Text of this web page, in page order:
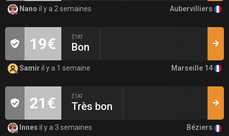
Nano il y a 2 semaines Aubervilliers
19€ ÉTAT
Bon
Samir il y a 1 semaine Marseille 14
21€ ÉTAT
Très bon
Innes il y a 3 semaines Béziers